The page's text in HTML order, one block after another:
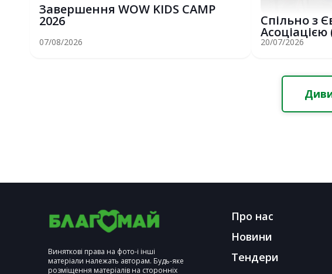
Завершення WOW KIDS CAMP
2026
07/08/2026
Спільно з
потужну о...
20/07/2026
Виняткові права на фото-і інші
матеріали належать авторам. Будь-яке
розміщення матеріалів на сторонніх
Про нас
Новини
Тендери